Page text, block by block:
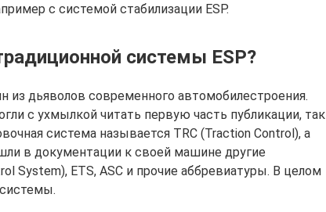
с системой стабилизации ESP.
системы ESP?
из дьяволов современного автомобилестроения.
с ухмылкой читать первую часть публикации, так
система называется TRC (Traction Control), а
в документации к своей машине другие
System), ETS, ASC и прочие аббревиатуры. В целом